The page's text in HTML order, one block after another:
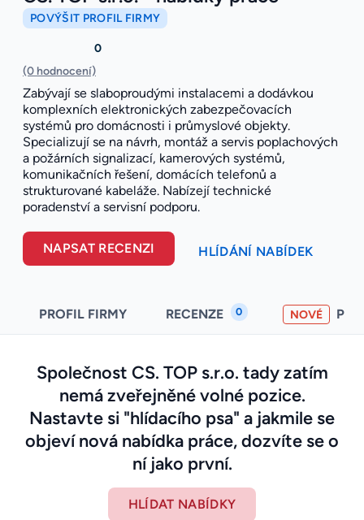
POVÝŠIT PROFIL FIRMY
0
(0 hodnocení)
Zabývají se slaboproudými instalacemi a dodávkou
komplexních elektronických zabezpečovacích
systémů pro domácnosti i průmyslové objekty.
Specializují se na návrh, montáž a servis poplachových
a požárních signalizací, kamerových systémů,
komunikačních řešení, domácích telefonů a
strukturované kabeláže. Nabízejí technické
poradenství a servisní podporu.
NAPSAT RECENZI HLÍDÁNÍ NABÍDEK
PROFIL FIRMY RECENZE 0 NOVÉ
Společnost CS. TOP s.r.o. tady zatím
nemá zveřejněné volné pozice.
Nastavte si "hlídacího psa" a jakmile se
objeví nová nabídka práce, dozvíte se o
ní jako první.
HLÍDAT NABÍDKY